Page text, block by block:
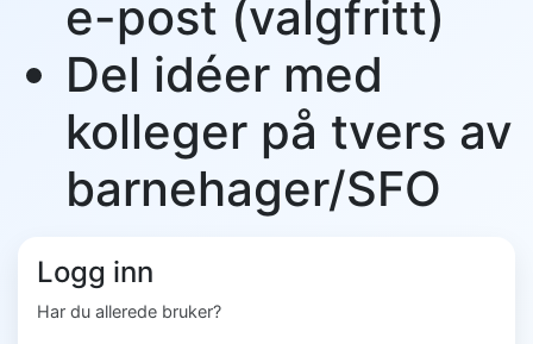
e-post (valgfritt)
Del idéer med
kolleger på tvers av
barnehager/SFO
Logg inn
Har du allerede bruker?